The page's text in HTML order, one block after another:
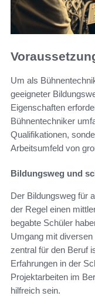
Um als
geeigneter
Eigenschaften
Bühnentechniker
Qualifikationen,
Arbeitsumfeld von
Bildungsweg und
Der Bildungsweg für
der Regel einen
begabte Schüler
Umgang mit
zentral für den Beruf
Erfahrungen in der
Projektarbeiten im
hilfreich sein.